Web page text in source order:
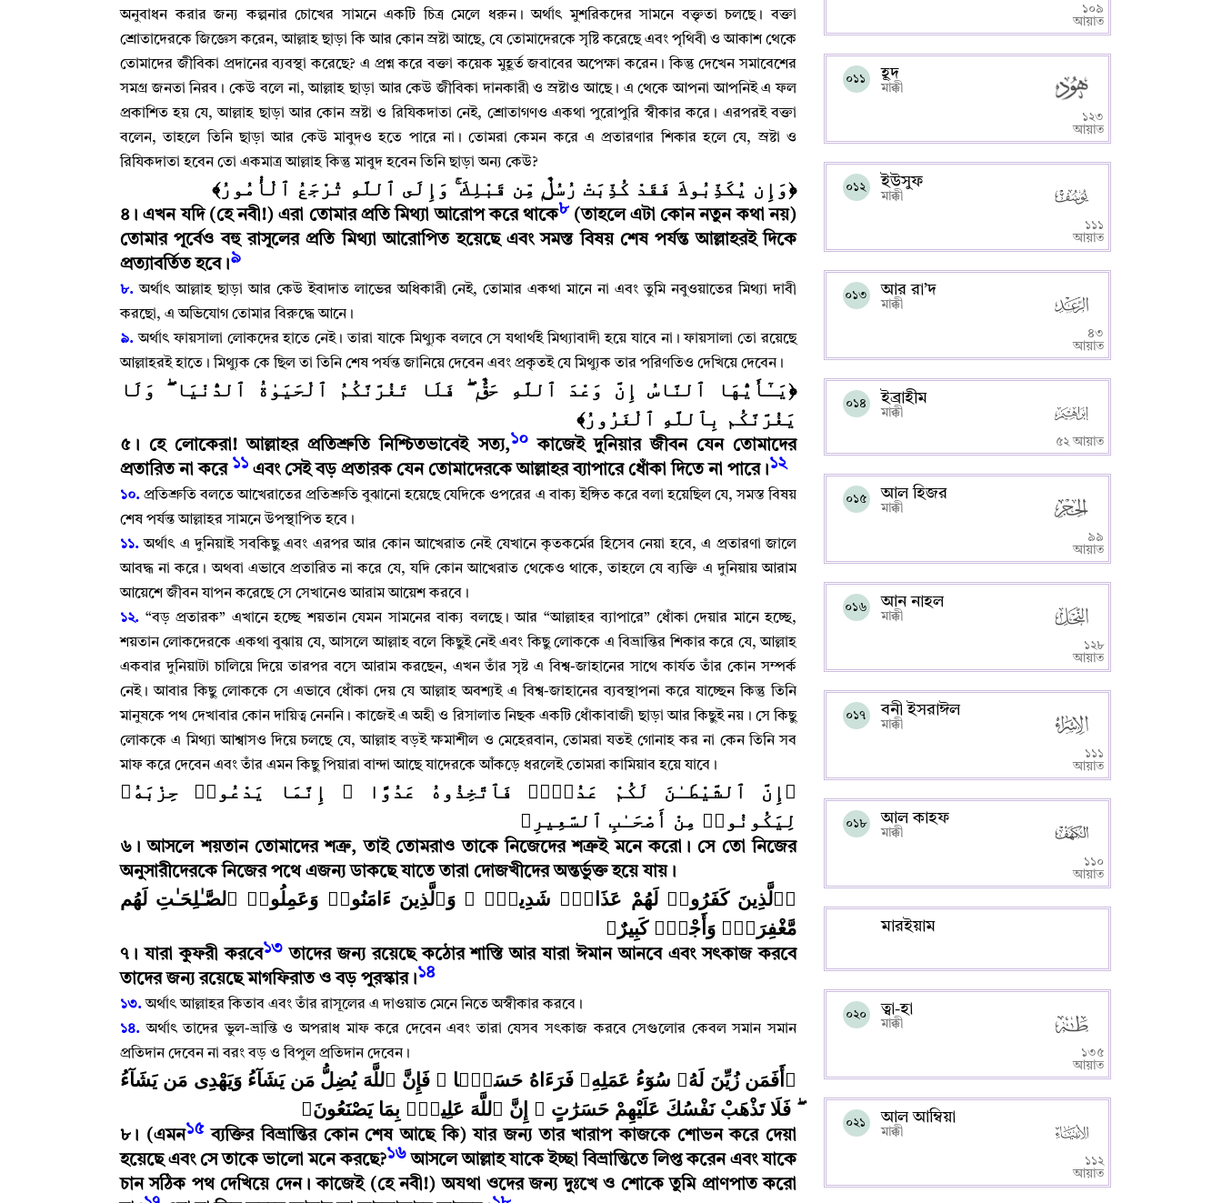
অনুবাধন করার জন্য কল্পনার চোখের সামনে একটি চিত্র মেলে ধরুন। অর্থাৎ মুশরিকদের সামনে বক্তৃতা চলছে। বক্তা
শ্রোতাদেরকে জিজ্ঞেস করেন,আল্লাহ‌ ছাড়া কি আর কোন স্রষ্টা আছে, যে তোমাদেরকে সৃষ্টি করেছে এবং পৃথিবী ও আকাশ থেকে
তোমাদের জীবিকা প্রদানের ব্যবস্থা করেছে? এ প্রশ্ন করে বক্তা কয়েক মুহূর্ত জবাবের অপেক্ষা করেন। কিন্তু দেখেন সমাবেশের
সমগ্র জনতা নিরব । কেউ বলে না,আল্লাহ‌ ছাড়া আর কেউ জীবিকা দানকারী ও স্রষ্টাও আছে। এ থেকে আপনা আপনিই এ ফল
প্রকাশিত হয় যে,আল্লাহ‌ ছাড়া আর কোন স্রষ্টা ও রিযিকদাতা নেই, শ্রোতাগণও একথা পুরোপুরি স্বীকার করে । এরপরই বক্তা
বলেন,তাহলে তিনি ছাড়া আর কেউ মাবুদও হতে পারে না । তোমরা কেমন করে এ প্রতারণার শিকার হলে যে,স্রষ্টা ও
রিযিকদাতা হবেন তো একমাত্র আল্লাহ‌ কিন্তু মাবুদ হবেন তিনি ছাড়া অন্য কেউ?
﴿وَإِن يُكَذِّبُوكَ فَقَدْ كُذِّبَتْ رُسُلٌۭ مِّن قَبْلِكَ ۚ وَإِلَى ٱللَّهِ تُرْجَعُ ٱلْأُمُورُ﴾
৪। এখন যদি (হে নবী!) এরা তোমার প্রতি মিথ্যা আরোপ করে থাকে৮ (তাহলে এটা কোন নতুন কথা নয়)
তোমার পূর্বেও বহু রাসূলের প্রতি মিথ্যা আরোপিত হয়েছে এবং সমস্ত বিষয় শেষ পর্যন্ত আল্লাহরই দিকে
প্রত্যাবর্তিত হবে।৯
৮. অর্থাৎ আল্লাহ‌ ছাড়া আর কেউ ইবাদাত লাভের অধিকারী নেই, তোমার একথা মানে না এবং তুমি নবুওয়াতের মিথ্যা দাবী
করছো, এ অভিযোগ তোমার বিরুদ্ধে আনে ।
৯. অর্থাৎ ফায়সালা লোকদের হাতে নেই। তারা যাকে মিথ্যুক বলবে সে যথার্থই মিথ্যাবাদী হয়ে যাবে না । ফায়সালা তো রয়েছে
আল্লাহরই হাতে । মিথ্যুক কে ছিল তা তিনি শেষ পর্যন্ত জানিয়ে দেবেন এবং প্রকৃতই যে মিথ্যুক তার পরিণতিও দেখিয়ে দেবেন ।
﴿يَـٰٓأَيُّهَا ٱلنَّاسُ إِنَّ وَعْدَ ٱللَّهِ حَقٌّۭ ۖ فَلَا تَغُرَّنَّكُمُ ٱلْحَيَوٰةُ ٱلدُّنْيَا ۖ وَلَا
يَغُرَّنَّكُم بِٱللَّهِ ٱلْغَرُورُ﴾
৫ । হে লোকেরা! আল্লাহর প্রতিশ্রুতি নিশ্চিতভাবেই সত্য,১০ কাজেই দুনিয়ার জীবন যেন তোমাদের
প্রতারিত না করে ১১ এবং সেই বড় প্রতারক যেন তোমাদেরকে আল্লাহর ব্যাপারে ধোঁকা দিতে না পারে।১২
১০. প্রতিশ্রুতি বলতে আখেরাতের প্রতিশ্রুতি বুঝানো হয়েছে যেদিকে ওপরের এ বাক্য ইঙ্গিত করে বলা হয়েছিল যে,সমস্ত বিষয়
শেষ পর্যন্ত আল্লাহর সামনে উপস্থাপিত হবে ।
১১. অর্থাৎ এ দুনিয়াই সবকিছু এবং এরপর আর কোন আখেরাত নেই যেখানে কৃতকর্মের হিসেব নেয়া হবে,এ প্রতারণা জালে
আবদ্ধ না করে । অথবা এভাবে প্রতারিত না করে যে,যদি কোন আখেরাত থেকেও থাকে,তাহলে যে ব্যক্তি এ দুনিয়ায় আরাম
আয়েশে জীবন যাপন করেছে সে সেখানেও আরাম আয়েশ করবে ।
১২. “বড় প্রতারক” এখানে হচ্ছে শয়তান যেমন সামনের বাক্য বলছে। আর “আল্লাহর ব্যাপারে” ধোঁকা দেয়ার মানে হচ্ছে,
শয়তান লোকদেরকে একথা বুঝায় যে,আসলে আল্লাহ‌ বলে কিছুই নেই এবং কিছু লোককে এ বিভ্রান্তির শিকার করে যে,আল্লাহ‌
একবার দুনিয়াটা চালিয়ে দিয়ে তারপর বসে আরাম করছেন, এখন তাঁর সৃষ্ট এ বিশ্ব-জাহানের সাথে কার্যত তাঁর কোন সম্পর্ক
নেই। আবার কিছু লোককে সে এভাবে ধোঁকা দেয় যে আল্লাহ‌ অবশ্যই এ বিশ্ব-জাহানের ব্যবস্থাপনা করে যাচ্ছেন কিন্তু তিনি
মানুষকে পথ দেখাবার কোন দায়িত্ব নেননি । কাজেই এ অহী ও রিসালাত নিছক একটি ধোঁকাবাজী ছাড়া আর কিছুই নয় । সে কিছু
লোককে এ মিথ্যা আশ্বাসও দিয়ে চলছে যে,আল্লাহ‌ বড়ই ক্ষমাশীল ও মেহেরবান,তোমরা যতই গোনাহ কর না কেন তিনি সব
মাফ করে দেবেন এবং তাঁর এমন কিছু পিয়ারা বান্দা আছে যাদেরকে আঁকড়ে ধরলেই তোমরা কামিয়াব হয়ে যাবে ।
﴿إِنَّ ٱلشَّيْطَـٰنَ لَكُمْ عَدُوٌّۭ فَٱتَّخِذُوهُ عَدُوًّا ۚ إِنَّمَا يَدْعُوا۟ حِزْبَهُۥ
لِيَكُونُوا۟ مِنْ أَصْحَـٰبِ ٱلسَّعِيرِ﴾
৬ । আসলে শয়তান তোমাদের শত্রু,তাই তোমরাও তাকে নিজেদের শত্রুই মনে করো । সে তো নিজের
অনুসারীদেরকে নিজের পথে এজন্য ডাকছে যাতে তারা দোজখীদের অন্তর্ভুক্ত হয়ে যায়।
﴿ٱلَّذِينَ كَفَرُوا۟ لَهُمْ عَذَابٌۭ شَدِيدٌۭ ۖ وَٱلَّذِينَ ءَامَنُوا۟ وَعَمِلُوا۟ ٱلصَّـٰلِحَـٰتِ لَهُم
مَّغْفِرَةٌۭ وَأَجْرٌۭ كَبِيرٌ﴾
৭ । যারা কুফরী করবে১৩ তাদের জন্য রয়েছে কঠোর শাস্তি আর যারা ঈমান আনবে এবং সৎকাজ করবে
তাদের জন্য রয়েছে মাগফিরাত ও বড় পুরস্কার।১৪
১৩.অর্থাৎ আল্লাহর কিতাব এবং তাঁর রাসূলের এ দাওয়াত মেনে নিতে অস্বীকার করবে ।
১৪. অর্থাৎ তাদের ভুল-ভ্রান্তি ও অপরাধ মাফ করে দেবেন এবং তারা যেসব সৎকাজ করবে সেগুলোর কেবল সমান সমান
প্রতিদান দেবেন না বরং বড় ও বিপুল প্রতিদান দেবেন ।
﴿أَفَمَن زُيِّنَ لَهُۥ سُوٓءُ عَمَلِهِۦ فَرَءَاهُ حَسَنًۭا ۖ فَإِنَّ ٱللَّهَ يُضِلُّ مَن يَشَآءُ وَيَهْدِى مَن يَشَآءُ
ۖ فَلَا تَذْهَبْ نَفْسُكَ عَلَيْهِمْ حَسَرَٰتٍ ۚ إِنَّ ٱللَّهَ عَلِيمٌۢ بِمَا يَصْنَعُونَ﴾
৮। (এমন১৫ ব্যক্তির বিভ্রান্তির কোন শেষ আছে কি) যার জন্য তার খারাপ কাজকে শোভন করে দেয়া
হয়েছে এবং সে তাকে ভালো মনে করছে?১৬ আসলে আল্লাহ‌ যাকে ইচ্ছা বিভ্রান্তিতে লিপ্ত করেন এবং যাকে
চান সঠিক পথ দেখিয়ে দেন। কাজেই (হে নবী!) অযথা ওদের জন্য দুঃখে ও শোকে তুমি প্রাণপাত করো
১০৯
আয়াত
০১১ হূদ
মাক্কী
১২৩
আয়াত
০১২ ইউসুফ
মাক্কী
১১১
আয়াত
০১৩ আর রা’দ
মাক্কী
৪৩
আয়াত
০১৪ ইব্রাহীম
মাক্কী
৫২ আয়াত
০১৫ আল হিজর
মাক্কী
৯৯
আয়াত
০১৬ আন নাহল
মাক্কী
১২৮
আয়াত
০১৭ বনী ইসরাঈল
মাক্কী
১১১
আয়াত
০১৮ আল কাহফ
মাক্কী
১১০
আয়াত
মারইয়াম
০২০ ত্বা-হা
মাক্কী
১৩৫
আয়াত
০২১ আল আম্বিয়া
মাক্কী
১১২
আয়াত